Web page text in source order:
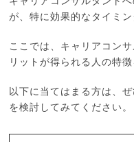
が、特に効果的なタイミン
ここでは、キャリアコン
リットが得られる人の特徴
以下に当てはまる方は、
を検討してみてください。